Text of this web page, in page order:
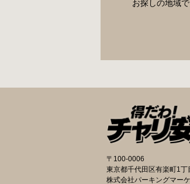
お探しの地域
〒100-0006
東京都千代田区有楽町1
株式会社パーキングマー